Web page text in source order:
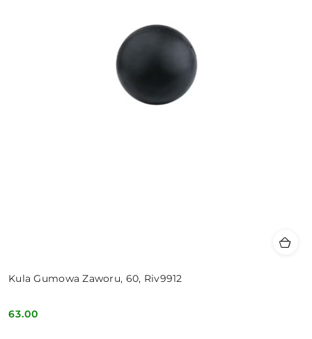
Kula Gumowa Zaworu, 60, Riv9912
Cena:
63.00